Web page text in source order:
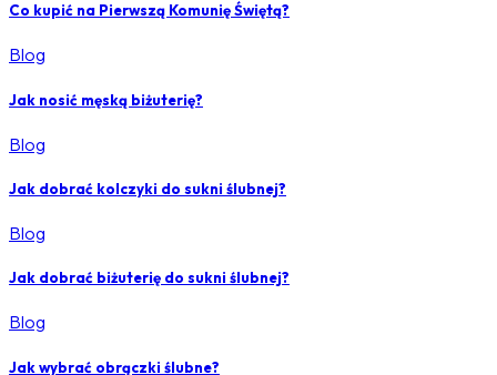
Co kupić na Pierwszą Komunię Świętą?
Blog
Jak nosić męską biżuterię?
Blog
Jak dobrać kolczyki do sukni ślubnej?
Blog
Jak dobrać biżuterię do sukni ślubnej?
Blog
Jak wybrać obrączki ślubne?